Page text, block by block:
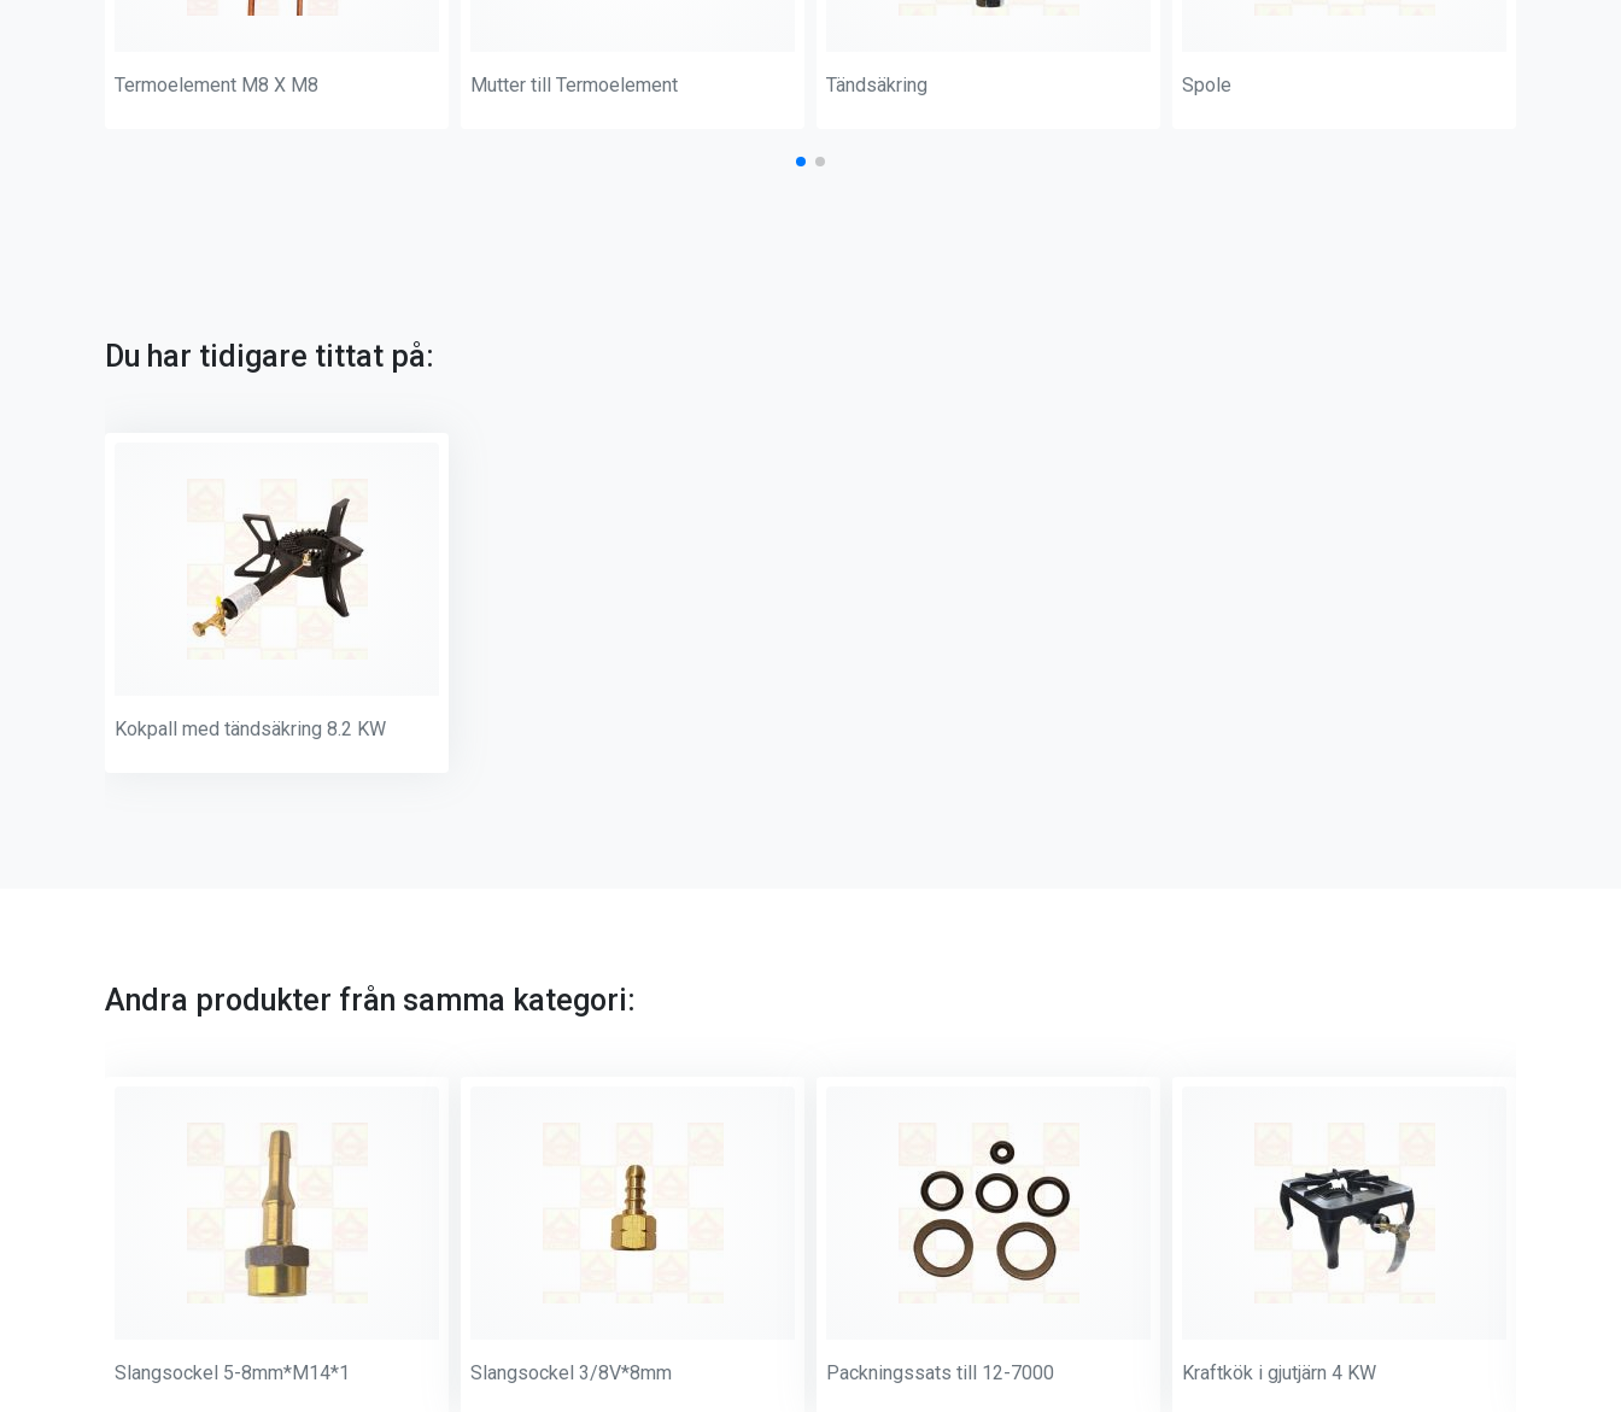
Termoelement M8 X M8 Mutter till Termoelement Tändsäkring Spole
Du har tidigare tittat på:
Kokpall med tändsäkring 8.2 KW
Andra produkter från samma kategori:
Slangsockel 5-8mm*M14*1 Slangsockel 3/8V*8mm Packningssats till 12-7000 Kraftkök i gjutjärn 4 KW